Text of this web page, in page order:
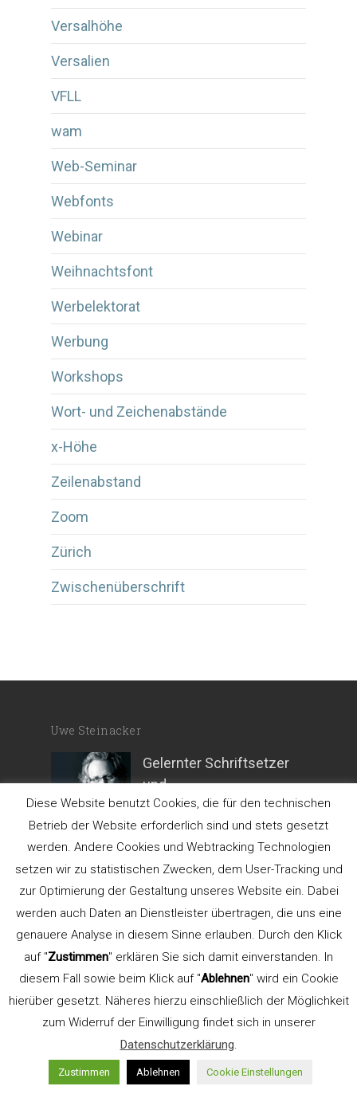
Versalhöhe
Versalien
VFLL
wam
Web-Seminar
Webfonts
Webinar
Weihnachtsfont
Werbelektorat
Werbung
Workshops
Wort- und Zeichenabstände
x-Höhe
Zeilenabstand
Zoom
Zürich
Zwischenüberschrift
Uwe Steinacker
Gelernter Schriftsetzer
und
Kommunikationsdesigner. Gründer der
WerbeagenturLEHN.STEIN.
Lehrbeauftragter für Typografie an der
FH Düsseldorf, Fachbereich Design (bis
2015). Gründer und Seminarleiter
TypeSCHOOL.
Referent der AGD
Aus- und Weiterbildung
Diese Website benutzt Cookies, die für den technischen
Betrieb der Website erforderlich sind und stets gesetzt
werden. Andere Cookies und Webtracking Technologien
setzen wir zu statistischen Zwecken, dem User-Tracking und
zur Optimierung der Gestaltung unseres Website ein. Dabei
werden auch Daten an Dienstleister übertragen, die uns eine
genauere Analyse in diesem Sinne erlauben. Durch den Klick
auf "Zustimmen" erklären Sie sich damit einverstanden. In
diesem Fall sowie beim Klick auf "Ablehnen" wird ein Cookie
hierüber gesetzt. Näheres hierzu einschließlich der Möglichkeit
zum Widerruf der Einwilligung findet sich in unserer
Datenschutzerklärung.
Zustimmen Ablehnen Cookie Einstellungen